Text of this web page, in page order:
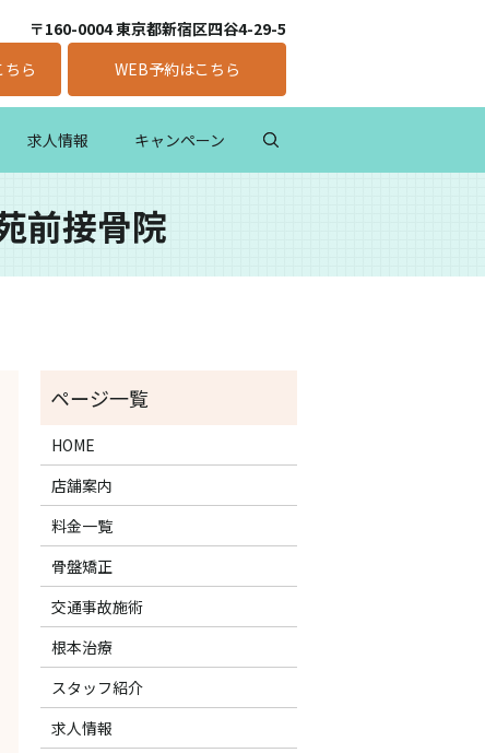
〒160-0004 東京都新宿区四谷4-29-5
ら WEB予約はこちら
求人情報 キャンペーン
前接骨院
HOME
店舗案内
料金一覧
骨盤矯正
交通事故施術
根本治療
スタッフ紹介
求人情報